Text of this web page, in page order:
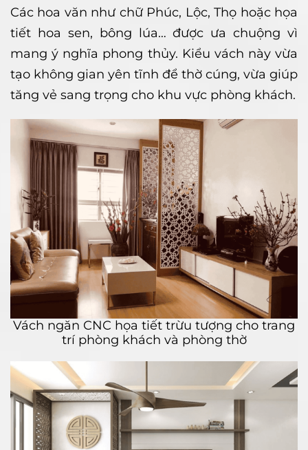
Các hoa văn như chữ Phúc, Lộc, Thọ hoặc họa
tiết hoa sen, bông lúa… được ưa chuộng vì
mang ý nghĩa phong thủy. Kiểu vách này vừa
tạo không gian yên tĩnh để thờ cúng, vừa giúp
tăng vẻ sang trọng cho khu vực phòng khách.
Vách ngăn CNC họa tiết trừu tượng cho trang
trí phòng khách và phòng thờ